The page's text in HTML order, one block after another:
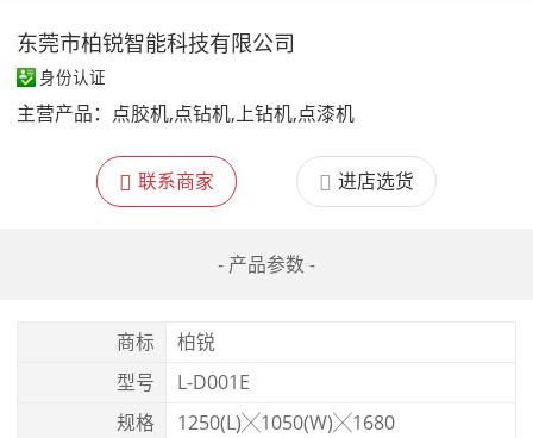
东莞市柏锐智能科技有限公司
身份认证
主营产品： 点胶机,点钻机,上钻机,点漆机
联系商家 进店选货
- 产品参数 -
商标
柏锐
型号
L-D001E
规格
1250(L)╳1050(W)╳1680